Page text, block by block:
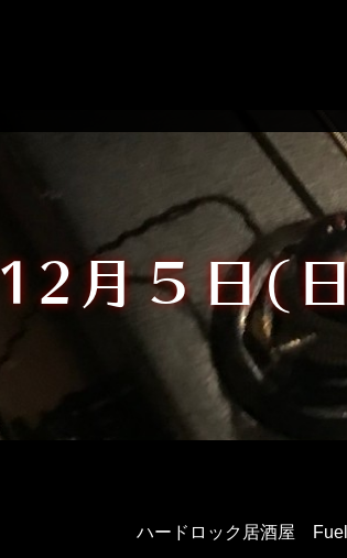
12月５日(
ハードロック居酒屋 Fuel